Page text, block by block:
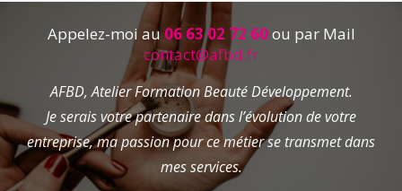
Appelez-moi au 06 63 02 72 60ou par Mail
contact@afbd.fr
AFBD, Atelier Formation Beauté Développement.
Je serais votre partenaire dans l’évolution de votre
entreprise, ma passion pour ce métier se transmet dans
mes services.